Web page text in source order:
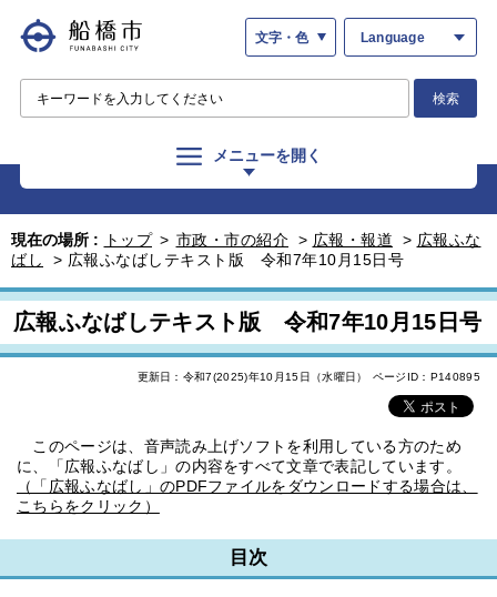
文字・色 Language
検索
メニューを開く
現在の場所 : トップ > 市政・市の紹介 > 広報・報道 > 広報ふな
ばし
> 広報ふなばしテキスト版 令和7年10月15日号
広報ふなばしテキスト版 令和7年10月15日号
更新日：令和7(2025)年10月15日（水曜日） ページID：P140895
このページは、音声読み上げソフトを利用している方のため
に、「広報ふなばし」の内容をすべて文章で表記しています。
（「広報ふなばし」のPDFファイルをダウンロードする場合は、
こちらをクリック）
目次